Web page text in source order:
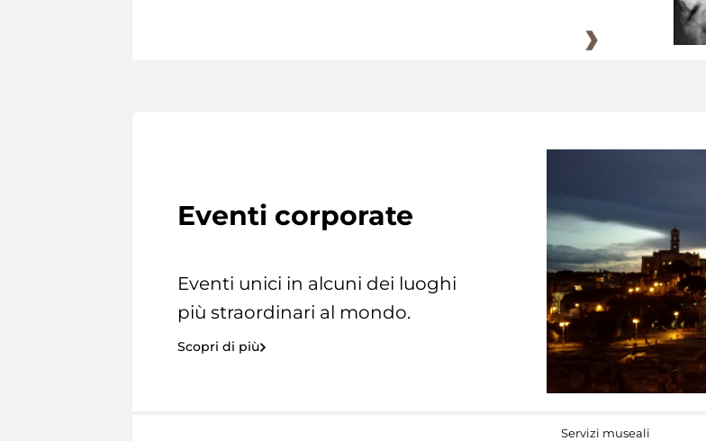
Eventi corporate
Eventi unici in alcuni dei luoghi
più straordinari al mondo.
Scopri di più
Servizi museali